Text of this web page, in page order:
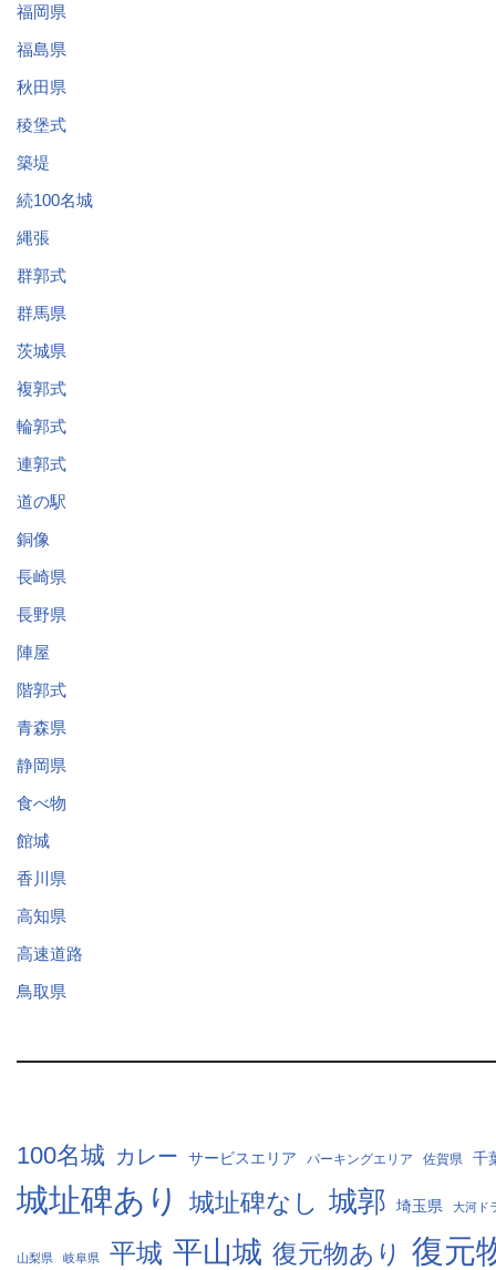
福岡県
福島県
秋田県
稜堡式
築堤
続100名城
縄張
群郭式
群馬県
茨城県
複郭式
輪郭式
連郭式
道の駅
銅像
長崎県
長野県
陣屋
階郭式
青森県
静岡県
食べ物
館城
香川県
高知県
高速道路
鳥取県
100名城 カレー サービスエリア パーキングエリア 佐賀県 千
城址碑あり 城址碑なし 城郭 埼玉県 大河ド
山梨県 岐阜県 平城 平山城 復元物あり 復元